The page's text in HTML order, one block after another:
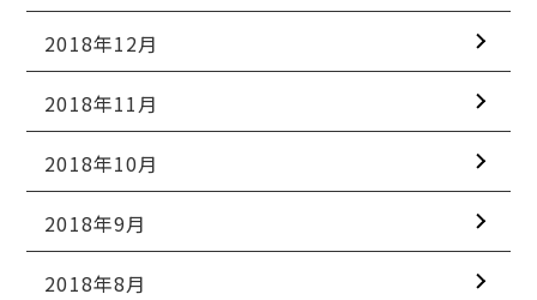
2018年12月
2018年11月
2018年10月
2018年9月
2018年8月